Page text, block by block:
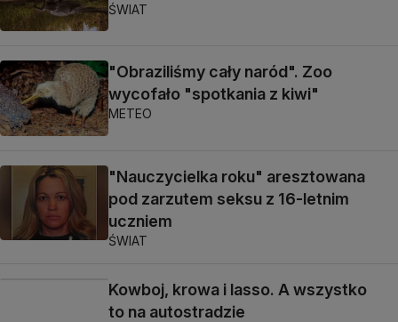
ŚWIAT
"Obraziliśmy cały naród". Zoo
wycofało "spotkania z kiwi"
METEO
"Nauczycielka roku" aresztowana
pod zarzutem seksu z 16-letnim
uczniem
ŚWIAT
Kowboj, krowa i lasso. A wszystko
to na autostradzie